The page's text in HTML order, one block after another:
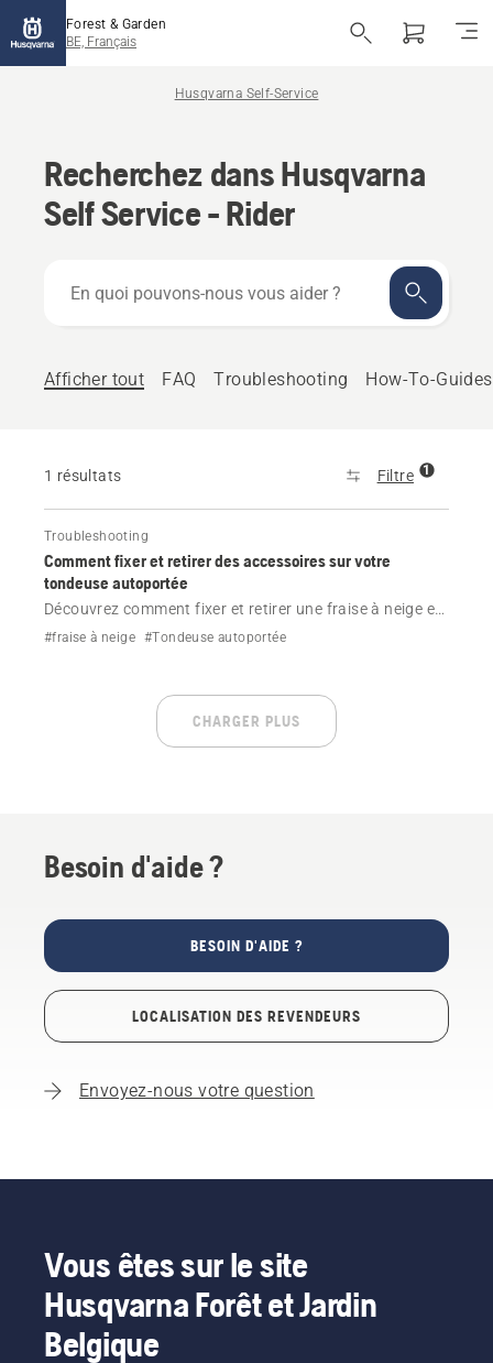
Forest & Garden
BE, Français
Husqvarna Self-Service
Recherchez dans Husqvarna
Self Service - Rider
quoi
vous
Afficher tout FAQ Troubleshooting How-To-Guides
1 résultats Filtre 1
Troubleshooting
Comment fixer et retirer des accessoires sur votre
tondeuse autoportée
Découvrez comment fixer et retirer une fraise à neige et
un balai sur votre tondeuse autoportée Husqvarna.
#fraise à neige #Tondeuse autoportée
CHARGER PLUS
Besoin d'aide ?
BESOIN D'AIDE ?
LOCALISATION DES REVENDEURS
Envoyez-nous votre question
Vous êtes sur le site
Husqvarna Forêt et Jardin
Belgique